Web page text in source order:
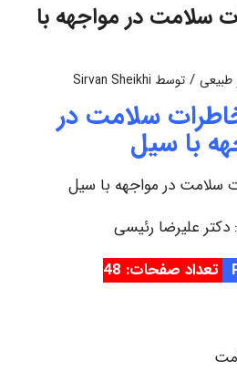
سلامت در مواجهه با
طبیعی / توسط Sirvan Sheikhi
سلامت در
با سیل
سلامت در مواجهه با سیل
دکتر علیرضا رئیسی
تعداد صفحات: 48